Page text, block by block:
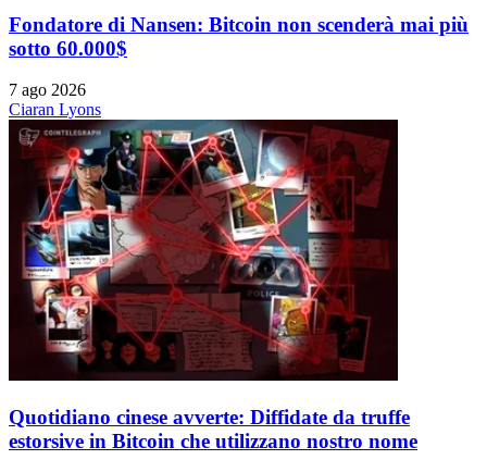
Fondatore di Nansen: Bitcoin non scenderà mai più
sotto 60.000$
7 ago 2026
Ciaran Lyons
Quotidiano cinese avverte: Diffidate da truffe
estorsive in Bitcoin che utilizzano nostro nome